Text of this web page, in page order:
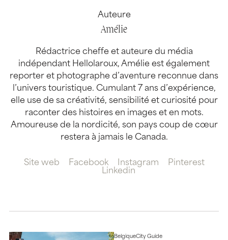
Auteure
Amélie
Rédactrice cheffe et auteure du média
indépendant Hellolaroux, Amélie est également
reporter et photographe d’aventure reconnue dans
l’univers touristique. Cumulant 7 ans d’expérience,
elle use de sa créativité, sensibilité et curiosité pour
raconter des histoires en images et en mots.
Amoureuse de la nordicité, son pays coup de cœur
restera à jamais le Canada.
Site web Facebook Instagram
Pinterest
Linkedin
BelgiqueCity Guide